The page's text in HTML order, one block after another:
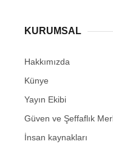
KURUMSAL
Hakkımızda
Künye
Yayın Ekibi
Güven ve Şeffaflık
İnsan kaynakları